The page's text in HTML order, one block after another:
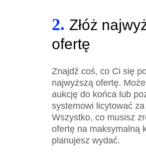
2. Złóż
ofertę
Znajdź coś, co Ci się
najwyższą ofertę.
aukcję do końca lub
systemowi licytować
Wszystko, co musisz
ofertę na maksymalną
planujesz wydać.